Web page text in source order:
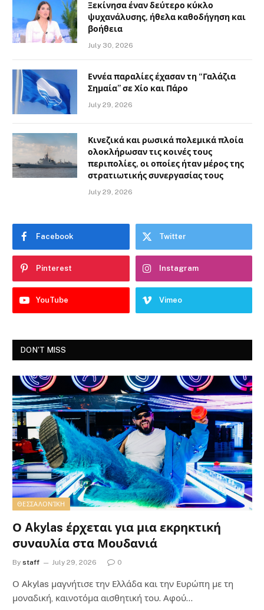
Ξεκίνησα έναν δεύτερο κύκλο
ψυχανάλυσης, ήθελα καθοδήγηση και
βοήθεια
July 30, 2026
Εννέα παραλίες έχασαν τη “Γαλάζια
Σημαία” σε Χίο και Πάρο
July 29, 2026
Κινεζικά και ρωσικά πολεμικά πλοία
ολοκλήρωσαν τις κοινές τους
περιπολίες, οι οποίες ήταν μέρος της
στρατιωτικής συνεργασίας τους
July 29, 2026
Facebook Twitter
Pinterest Instagram
YouTube Vimeo
DON'T MISS
ΘΕΣΣΑΛΟΝΊΚΗ
Ο Akylas έρχεται για μια εκρηκτική
συναυλία στα Μουδανιά
By staff July 29, 2026 0
Ο Αkylas μαγνήτισε την Ελλάδα και την Ευρώπη με τη
μοναδική, καινοτόμα αισθητική του. Αφού…